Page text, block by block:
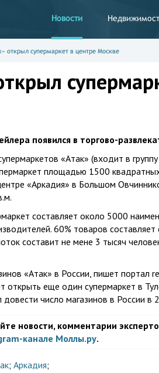
Новости
открыл супермаркет в центре Москве
появился в торгово-
«Атак» (входит в
площадью 1500
«Аркадия» в Большом
составляет около 5000
60% товаров
составит не мене 3 тысяч
«Атак» в России, пишет портал
открыть еще один супермаркет в
довести число магазинов в России в
новости, комментарии
канале Моллы.ру.
; Аркадия;